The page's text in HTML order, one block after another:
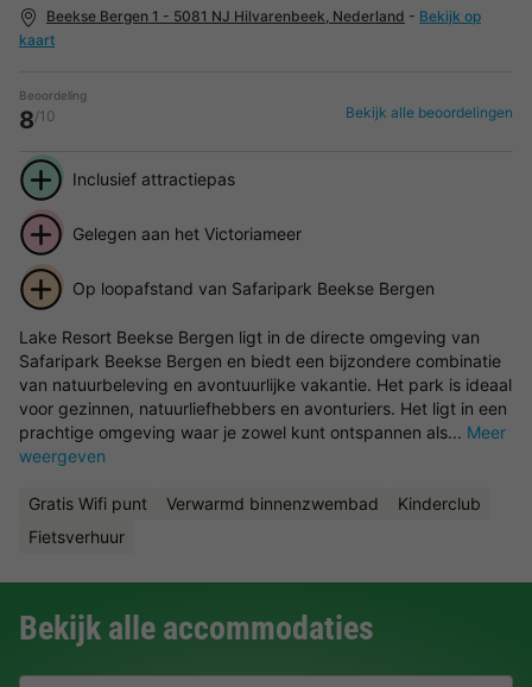
Beekse Bergen 1 - 5081 NJ Hilvarenbeek, Nederland - Bekijk op
kaart
Beoordeling
8/10 Bekijk alle beoordelingen
Inclusief attractiepas
Gelegen aan het Victoriameer
Op loopafstand van Safaripark Beekse Bergen
Lake Resort Beekse Bergen ligt in de directe omgeving van
Safaripark Beekse Bergen en biedt een bijzondere combinatie
van natuurbeleving en avontuurlijke vakantie. Het park is ideaal
voor gezinnen, natuurliefhebbers en avonturiers. Het ligt in een
prachtige omgeving waar je zowel kunt ontspannen als... Meer
weergeven
Gratis Wifi punt Verwarmd binnenzwembad
Kinderclub
Fietsverhuur
Bekijk alle accommodaties